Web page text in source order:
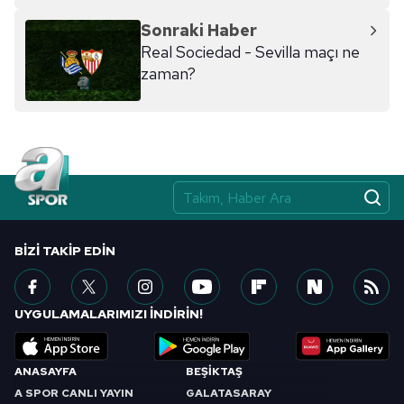
ilgili mevzuata uygun olarak kullanılan çerezlerle ilgili bilgi
almak için lütfen
tıklayınız.
Sonraki Haber
Real Sociedad - Sevilla maçı ne
zaman?
ANASAYFA
A SPOR CANLI YAYIN
BEŞİKTAŞ
GALATASARAY
BIZI TAKIP EDIN
UYGULAMALARIMIZI İNDİRİN!